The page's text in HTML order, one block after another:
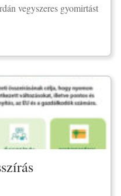
vegyszeres gyomirtást